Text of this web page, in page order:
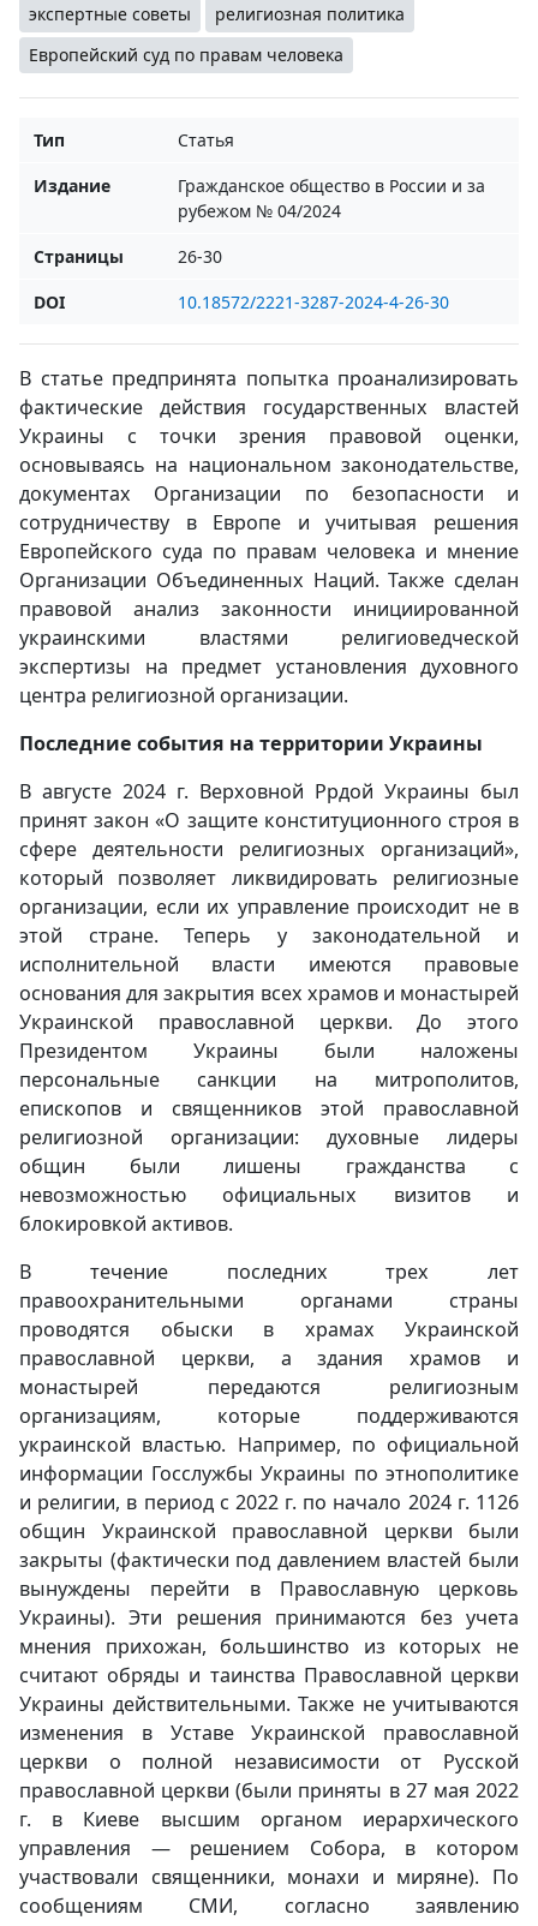
экспертные советы
религиозная политика
Европейский суд по правам человека
Тип
Статья
Издание
Гражданское общество в России и за
рубежом № 04/2024
Страницы
26-30
DOI
10.18572/2221-3287-2024-4-26-30
В статье предпринята попытка проанализировать
фактические действия государственных властей
Украины с точки зрения правовой оценки,
основываясь на национальном законодательстве,
документах Организации по безопасности и
сотрудничеству в Европе и учитывая решения
Европейского суда по правам человека и мнение
Организации Объединенных Наций. Также сделан
правовой анализ законности инициированной
украинскими властями религиоведческой
экспертизы на предмет установления духовного
центра религиозной организации.
Последние события на территории Украины
В августе 2024 г. Верховной Ррдой Украины был
принят закон «О защите конституционного строя в
сфере деятельности религиозных организаций»,
который позволяет ликвидировать религиозные
организации, если их управление происходит не в
этой стране. Теперь у законодательной и
исполнительной власти имеются правовые
основания для закрытия всех храмов и монастырей
Украинской православной церкви. До этого
Президентом Украины были наложены
персональные санкции на митрополитов,
епископов и священников этой православной
религиозной организации: духовные лидеры
общин были лишены гражданства с
невозможностью официальных визитов и
блокировкой активов.
В течение последних трех лет
правоохранительными органами страны
проводятся обыски в храмах Украинской
православной церкви, а здания храмов и
монастырей передаются религиозным
организациям, которые поддерживаются
украинской властью. Например, по официальной
информации Госслужбы Украины по этнополитике
и религии, в период с 2022 г. по начало 2024 г. 1126
общин Украинской православной церкви были
закрыты (фактически под давлением властей были
вынуждены перейти в Православную церковь
Украины). Эти решения принимаются без учета
мнения прихожан, большинство из которых не
считают обряды и таинства Православной церкви
Украины действительными. Также не учитываются
изменения в Уставе Украинской православной
церкви о полной независимости от Русской
православной церкви (были приняты в 27 мая 2022
г. в Киеве высшим органом иерархического
управления — решением Собора, в котором
участвовали священники, монахи и миряне). По
сообщениям СМИ, согласно заявлению